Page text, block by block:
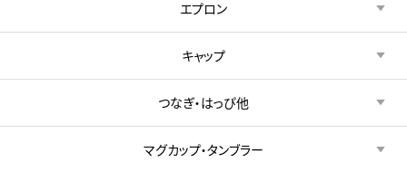
エプロン
キャップ
つなぎ・はっぴ他
マグカップ・タンブラー